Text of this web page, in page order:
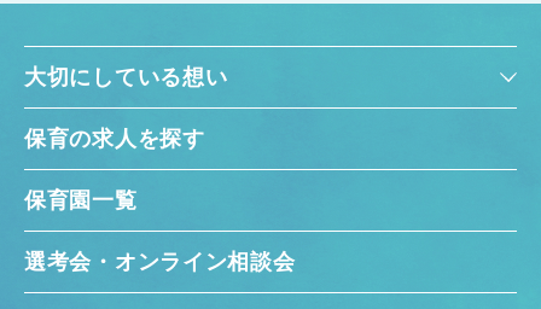
大切にしている想い
保育の求人を探す
保育園一覧
選考会・オンライン相談会